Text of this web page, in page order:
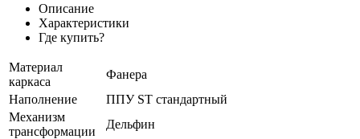
Описание
Характеристики
Где купить?
Материал
каркаса
Фанера
Наполнение
ППУ ST стандартный
Механизм
трансформации
Дельфин